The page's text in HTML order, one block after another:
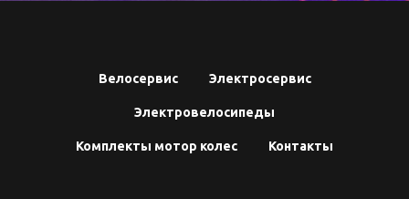
Велосервис Электросервис
Электровелосипеды
Комплекты мотор колес Контакты